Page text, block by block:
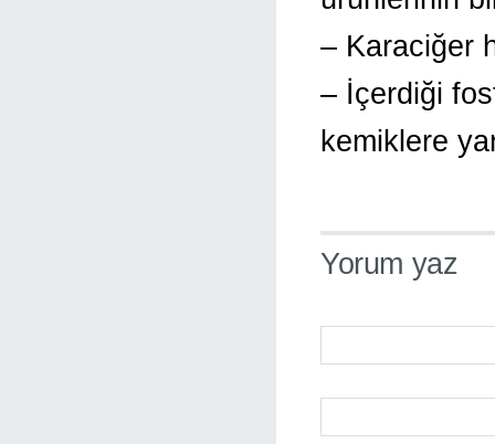
– Karaciğer
– İçerdiği
kemiklere
Yorum yaz